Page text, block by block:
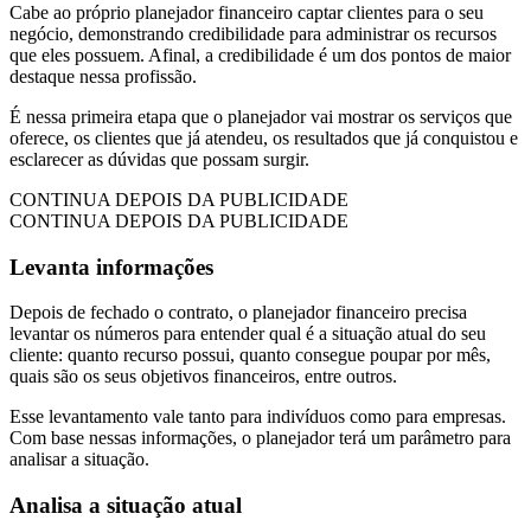
Cabe ao próprio planejador financeiro captar clientes para o seu
negócio, demonstrando credibilidade para administrar os recursos
que eles possuem. Afinal, a credibilidade é um dos pontos de maior
destaque nessa profissão.
É nessa primeira etapa que o planejador vai mostrar os serviços que
oferece, os clientes que já atendeu, os resultados que já conquistou e
esclarecer as dúvidas que possam surgir.
CONTINUA DEPOIS DA PUBLICIDADE
CONTINUA DEPOIS DA PUBLICIDADE
Levanta informações
Depois de fechado o contrato, o planejador financeiro precisa
levantar os números para entender qual é a situação atual do seu
cliente: quanto recurso possui, quanto consegue poupar por mês,
quais são os seus objetivos financeiros, entre outros.
Esse levantamento vale tanto para indivíduos como para empresas.
Com base nessas informações, o planejador terá um parâmetro para
analisar a situação.
Analisa a situação atual